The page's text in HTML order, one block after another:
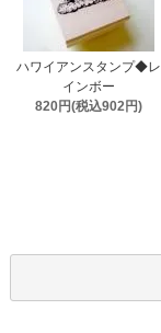
ハワイアンスタンプ◆レ
インボー
820円(税込902円)